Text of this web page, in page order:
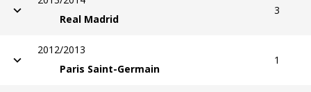
Real Madrid
3
2012/2013
Paris Saint-Germain
1